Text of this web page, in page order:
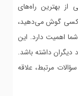
بهترین راه‌های
کسی گوش می‌دهید،
اهمیت دارد. این
دیگران داشته باشد.
مرتبط، علاقه